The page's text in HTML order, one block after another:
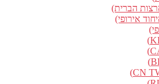
הברית)
אירופי)